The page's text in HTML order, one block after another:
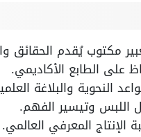
تعبير مكتوب يُقدم
الطابع الأكاديمي.
النحوية والبلاغة
اللبس وتيسير الفهم.
المعرفي العالمي.